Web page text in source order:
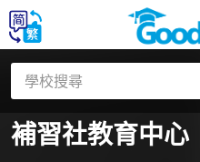
補習社教育中心